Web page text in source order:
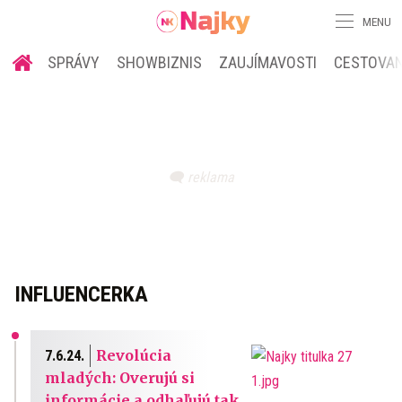
MENU
SPRÁVY SHOWBIZNIS ZAUJÍMAVOSTI
INFLUENCERKA
7.6.24.
Revolúcia
mladých: Overujú si